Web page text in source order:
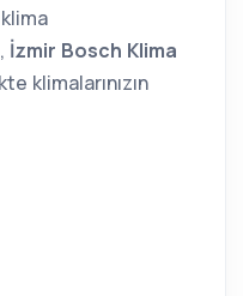
İzmir Bosch Klima
klimalarınızın